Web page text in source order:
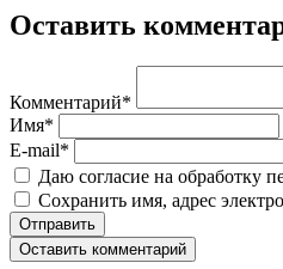
Оставить
Комментарий*
Имя*
E-mail*
Даю согласие на обработку
Сохранить имя, адрес
Оставить комментарий